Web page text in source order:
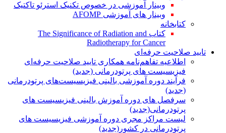
وبینار آموزشی در خصوص تکنیک استرئو تاکتیک
وبینار های آموزشی AFOMP
کتابخانه
کتاب The Significance of Radiation and
Radiotherapy for Cancer
تایید صلاحیت حرفه‌ای
اطلاعیه تفاهم‌نامه همکاری تایید صلاحیت حرفه‌ای
فیزیسیست های پرتودرمانی (جدید)
فرآیند دوره آموزشی بالینی فیزیسیست‌های پرتودرمانی
(جدید)
سرفصل های دوره آموزش بالینی فیزیسیست های
پرتودرمانی(جدید)
لیست مراکز مجری دوره آموزشی فیزیسیست های
پرتودرمانی در کشور(جدید)